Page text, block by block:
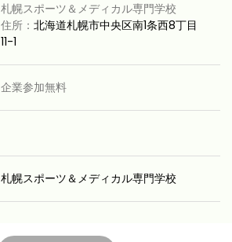
札幌スポーツ＆メディカル専門学校
住所： 北海道札幌市中央区南1条西8丁目
11-1
企業参加無料
札幌スポーツ＆メディカル専門学校